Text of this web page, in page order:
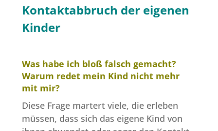
Kontaktabbruch der eigenen
Kinder
Was habe ich bloß falsch gemacht?
Warum redet mein Kind nicht mehr
mit mir?
Diese Frage martert viele, die erleben
müssen, dass sich das eigene Kind von